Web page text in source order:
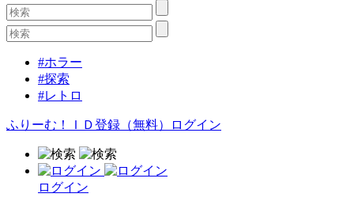
#ホラー
#探索
#レトロ
ふりーむ！ＩＤ登録（無料） ログイン
ログイン